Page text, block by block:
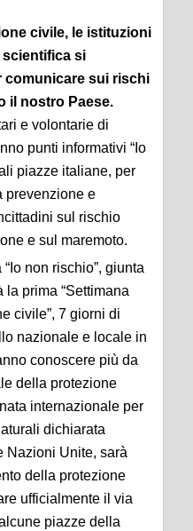
civile, le istituzioni
scientifica si
comunicare sui rischi
il nostro Paese.
e volontarie di
punti informativi “Io
piazze italiane, per
prevenzione e
sul rischio
e sul maremoto.
non rischio”, giunta
prima “Settimana
civile”, 7 giorni di
nazionale e locale in
conoscere più da
della protezione
internazionale per
dichiarata
Nazioni Unite, sarà
della protezione
ufficialmente il via
piazze della